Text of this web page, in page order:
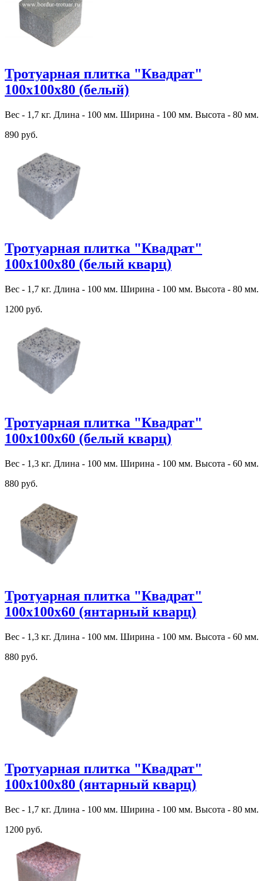
Тротуарная плитка "Квадрат"
100х100х80 (белый)
Вес - 1,7 кг. Длина - 100 мм. Ширина - 100 мм. Высота - 80 мм.
890 руб.
Тротуарная плитка "Квадрат"
100х100х80 (белый кварц)
Вес - 1,7 кг. Длина - 100 мм. Ширина - 100 мм. Высота - 80 мм.
1200 руб.
Тротуарная плитка "Квадрат"
100х100х60 (белый кварц)
Вес - 1,3 кг. Длина - 100 мм. Ширина - 100 мм. Высота - 60 мм.
880 руб.
Тротуарная плитка "Квадрат"
100х100х60 (янтарный кварц)
Вес - 1,3 кг. Длина - 100 мм. Ширина - 100 мм. Высота - 60 мм.
880 руб.
Тротуарная плитка "Квадрат"
100х100х80 (янтарный кварц)
Вес - 1,7 кг. Длина - 100 мм. Ширина - 100 мм. Высота - 80 мм.
1200 руб.